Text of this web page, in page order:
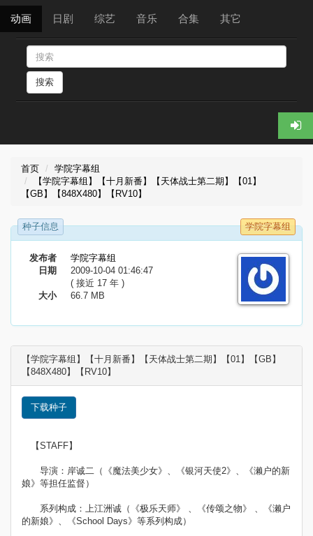
动画 日剧 综艺 音乐 合集 其它
搜索
首页
学院字幕组
【学院字幕组】【十月新番】【天体战士第二期】【01】
【GB】【848X480】【RV10】
种子信息 学院字幕组
发布者
学院字幕组
日期
2009-10-04 01:46:47
( 接近 17 年 )
大小
66.7 MB
【学院字幕组】【十月新番】【天体战士第二期】【01】【GB】
【848X480】【RV10】
下载种子
【STAFF】
导演：岸诚二（《魔法美少女》、《银河天使2》、《濑户的新
娘》等担任监督）
系列构成：上江洲诚（《极乐天师》 、《传颂之物》 、《濑户
的新娘》、《School Days》等系列构成）